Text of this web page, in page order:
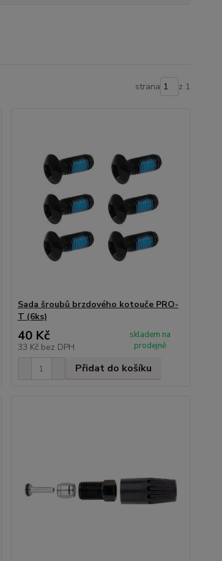
strana z 1
Sada šroubů brzdového kotouče PRO-
T (6ks)
40 Kč
33 Kč bez DPH
skladem na
prodejně
Přidat do košíku